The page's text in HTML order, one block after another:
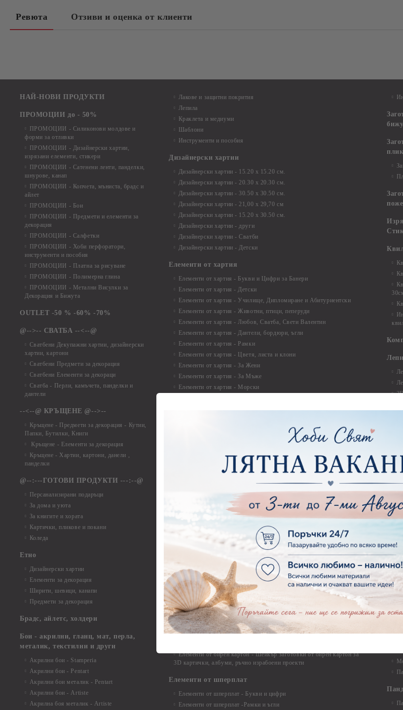
Ревюта Отзиви и оценка от клиенти
НАЙ-НОВИ ПРОДУКТИ
ПРОМОЦИИ до - 50%
ПРОМОЦИИ - Силиконови молдове и
форми за отливки
ПРОМОЦИИ - Дизайнерски хартии,
изрязани елементи, стикери
ПРОМОЦИИ - Сатенени ленти, панделки,
шнурове, канап
ПРОМОЦИИ - Копчета, мъниста, брадс и
айлет
ПРОМОЦИИ - Бои
ПРОМОЦИИ - Предмети и елементи за
декорация
ПРОМОЦИИ - Салфетки
ПРОМОЦИИ - Хоби перфоратори,
инструменти и пособия
ПРОМОЦИИ - Платна за рисуване
ПРОМОЦИИ - Полимерна глина
ПРОМОЦИИ - Метални Висулки за
Декорация и Бижута
OUTLET -50 % -60% -70%
@-->-- СВАТБА --<--@
Сватбени Декупажни хартии, дизайнерски
хартии, картони
Сватбени Предмети за декорация
Сватбени Елементи за декораци
Сватба - Перли, камъчета, панделки и
дантели
--<--@ КРЪЩЕНЕ @-->--
Кръщене - Предмети за декорация - Кутии,
Папки, Бутилки, Книги
Кръщене - Елементи за декорация
Кръщене - Хартии, картони, данели ,
панделки
@--:---ГОТОВИ ПРОДУКТИ ---:--@
Персанализирани подаръци
За дома и уюта
За книгите и хората
Картички, пликове и покани
Коледа
Етно
Дизайнерски хартии
Елементи за декорация
Ширити, шевици, канапи
Предмети за декорация
Брадс, айлетс, холдери
Бои - акрилни, гланц, мат, перла,
металик, текстилни и други
Акрилни бои - Stamperia
Акрилни бои - Pentart
Акрилни бои металик - Pentart
Акрилни бои - Artiste
Акрилна боя металик - Artiste
Лакове и защитни покрития
Лепила
Краклета и медиуми
Шаблони
Инструменти и пособия
Дизайнерски хартии
Дизайнерски хартии - 15.20 х 15.20 см.
Дизайнерски хартии - 20.30 х 20.30 см.
Дизайнерски хартии - 30.50 х 30.50 см.
Дизайнерски хартии - 21,00 х 29,70 см
Дизайнерски хартии - 15.20 x 30.50 см.
Дизайнерски хартии - други
Дизайнерски хартии - Сватби
Дизайнерски хартии - Детски
Елементи от хартия
Елементи от хартия - Букви и Цифри за Банери
Елементи от хартия - Детски
Елементи от хартия - Училище, Дипломиране и Абитуриентски
Елементи от хартия - Животни, птици, пеперуди
Елементи от хартия - Любов, Сватба, Свети Валентин
Елементи от хартия - Дантели, бордюри, ъгли
Елементи от хартия - Рамки
Елементи от хартия - Цветя, листа и клони
Елементи от хартия - За Жени
Елементи от хартия - За Мъже
Елементи от хартия - Морски
Елементи от хартия - Пътешествия и Фото моменти
Елементи от хартия - Многопластови елементи
Елементи от хартия - Микс елементи
Елементи от хартия - Коледа и Зима
Елементи от бирен картон
Елементи от бирен картон - Декоративни рамки
Елементи от бирен картон - Надписи на български
Елементи от бирен картон - Ъгли и орнаменти
Елементи от бирен картон - Сватба
Елементи от бирен картон - Училище, Дипломиране и Завършване
Елементи от бирен картон - Бебшки и Детски елементи
Елементи от бирен картон - Цветя и Животни
Елементи от бирен картон - Стиймпънк и Мъжки елементи
Елементи от бирен картон - Пътешестия - море, планина ,транспорт
Елементи от бирен картон - Други
Елементи от бирен картон - За миниатюри, дълбоки рамки, бебешки
съкровища и екслоадиращи кутии
Елементи от бирен картон - Коледа и Зима
Елементи от бирен картон - Шейкър заготовки от бирен картон за
3D картички, албуми, ръчно израбоени проекти
Елементи от шперплат
Елементи от шперплат - Букви и цифри
Елементи от шперплат -Рамки и ъгли